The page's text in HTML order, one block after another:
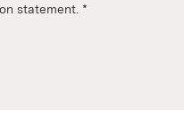
statement. *